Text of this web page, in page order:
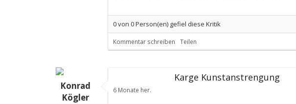
0von 0Person(en) gefiel diese Kritik
Kommentar schreiben Teilen
Konrad
Kögler
Karge Kunstanstrengung
6 Monate her.